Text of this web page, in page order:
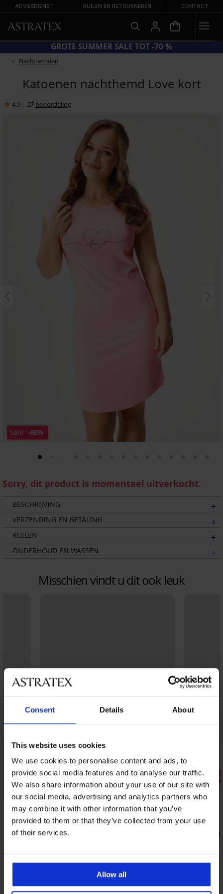
Consent Details About
This website uses cookies
We use cookies to personalise content and ads, to
provide social media features and to analyse our traffic.
We also share information about your use of our site with
our social media, advertising and analytics partners who
may combine it with other information that you’ve
provided to them or that they’ve collected from your use
of their services.
Allow all
ADVIESDIENST RUILEN EN RETOURNEREN CONTACT
GROTE SUMMER SALE TOT -70 %
Nachthemden
Katoenen nachthemd Love kort
4,9 27 beoordeling
Sale -60%
Sorry, dit product is momenteel uitverkocht.
BESCHRIJVING
VERZENDING EN BETALING
RUILEN
ONDERHOUD EN WASSEN
Misschien vindt u dit ook leuk
4,9
3+1 GRATIS
4,6
3PACK klassieke slips Katrin
17,99 €
3+1 GRATIS
Bestseller
Brazilian